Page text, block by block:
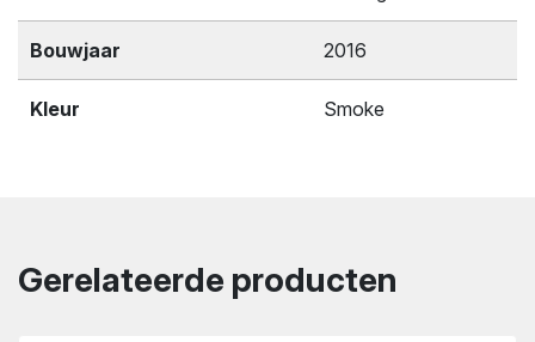
Bouwjaar 2016
Kleur Smoke
Gerelateerde producten